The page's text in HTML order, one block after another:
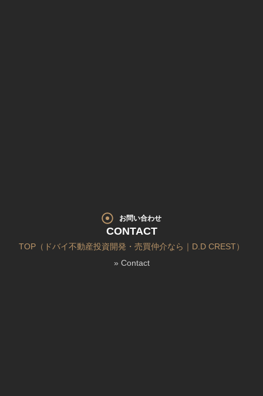
お問い合わせ
CONTACT
TOP（ドバイ不動産投資開発・売買仲介なら｜D.D CREST）
» Contact